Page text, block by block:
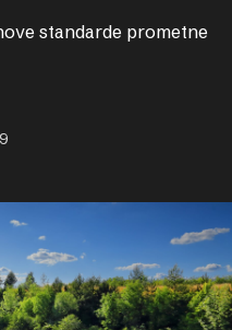
standarde prometne